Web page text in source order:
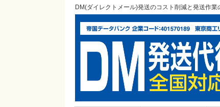
DM(ダイレクトメール)発送のコスト削減と発送作業